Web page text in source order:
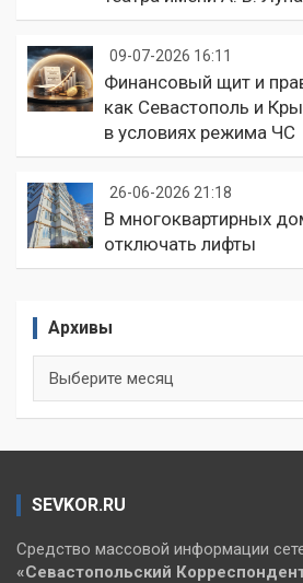
09-07-2026 16:11
Финансовый щит и
как Севастополь и
в условиях режима ЧС
26-06-2026 21:18
В многоквартирных
отключать лифты
Архивы
SEVKOR.RU
Средство массовой информации
«Севастопольский